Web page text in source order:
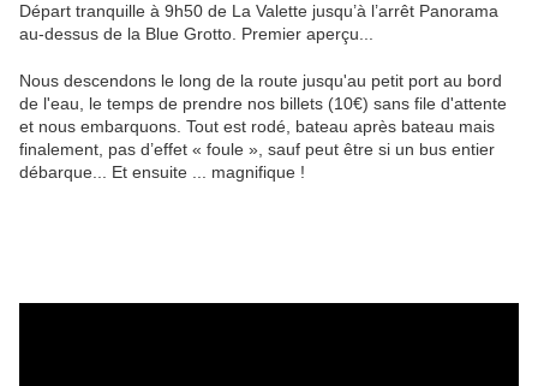
Départ tranquille à 9h50 de La Valette jusqu’à l’arrêt Panorama
au-dessus de la Blue Grotto. Premier aperçu...
Nous descendons le long de la route jusqu'au petit port au bord
de l'eau, le temps de prendre nos billets (10€) sans file d'attente
et nous embarquons. Tout est rodé, bateau après bateau mais
finalement, pas d’effet « foule », sauf peut être si un bus entier
débarque... Et ensuite ... magnifique !